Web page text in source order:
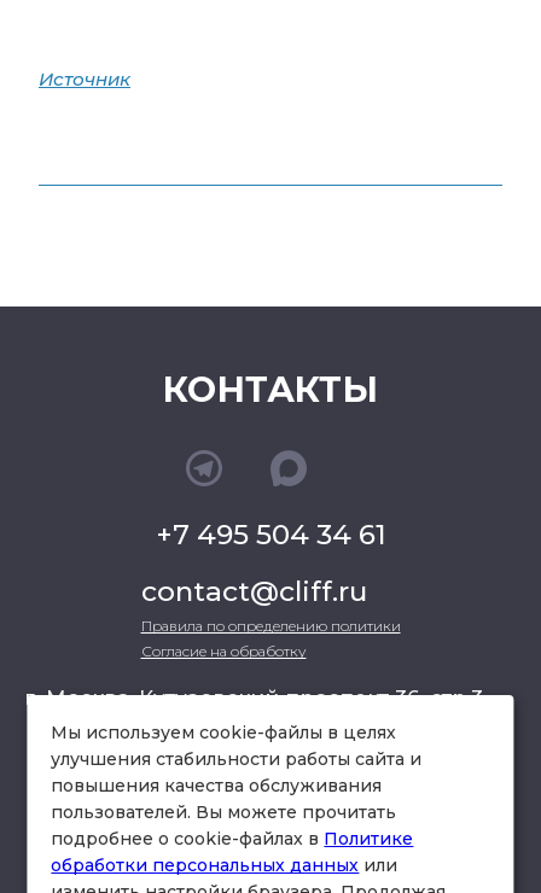
Источник
КОНТАКТЫ
+7 495 504 34 61
contact@cliff.ru
Правила по определению политики
Согласие на обработку
г. Москва, Кутузовский проспект 36, стр.3 ,
офис 301
схема проезда
Мы используем cookie-файлы в целях
улучшения стабильности работы сайта и
повышения качества обслуживания
пользователей. Вы можете прочитать
подробнее о cookie-файлах в Политике
обработки персональных данных или